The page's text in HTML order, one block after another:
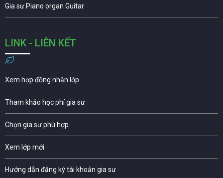
Gia sư Piano organ Guitar
LINK - LIÊN KẾT
Xem hợp đồng nhận lớp
Tham khảo học phí gia sư
Chọn gia sư phù hợp
Xem lớp mới
Hướng dẫn đăng ký tài khoản gia sư